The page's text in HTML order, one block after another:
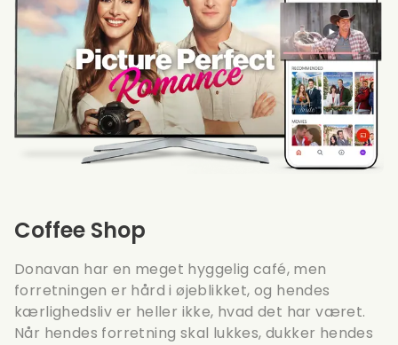
Coffee Shop
Donavan har en meget hyggelig café, men
forretningen er hård i øjeblikket, og hendes
kærlighedsliv er heller ikke, hvad det har været.
Når hendes forretning skal lukkes, dukker hendes